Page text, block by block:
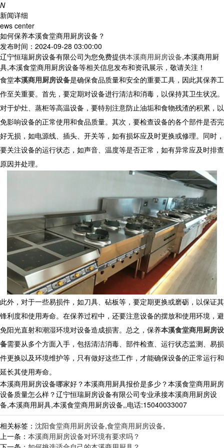
N
新闻详细
ews center
如何保养本溪食堂商用厨房设备？
发布时间：2024-09-28 03:00:00
辽宁恒瑞厨房设备有限公司为您免费提供本溪商用厨房设备,本溪商用厨
具,本溪食堂商用厨房设备等相关信息发布和资讯展示，敬请关注！
食堂本溪商用厨房设备是确保食品质量和安全的重要工具，因此其保养工
作至关重要。首先，要定期对设备进行清洁和消毒，以保持其卫生状况。
对于炉灶、蒸柜等高温设备，要特别注意防止油垢和食物残渣的积累，以
免影响设备的正常使用和食品质量。其次，要检查设备的各个部件是否完
好无损，如电源线、插头、开关等，如有损坏应及时更换或修理。同时，
要关注设备的运行状态，如声音、温度等是否正常，如有异常应及时排查
原因并处理。
此外，对于一些易损件，如刀具、砧板等，要定期更换或磨砺，以保证其
锋利度和使用寿命。在保养过程中，还要注意设备的摆放和使用环境，避
免阳光直射和潮湿环境对设备造成损害。总之，保养本溪食堂商用厨房设
备需要从多个方面入手，包括清洁消毒、部件检查、运行状态监测、易损
件更换以及环境维护等，只有做好这些工作，才能确保设备的正常运行和
延长其使用寿命。
本溪商用厨房设备哪家好？本溪商用厨具报价是多少？本溪食堂商用厨房
设备质量怎么样？辽宁恒瑞厨房设备有限公司专业承接本溪商用厨房设
备,本溪商用厨具,本溪食堂商用厨房设备,,电话:15040033007
相关标签： 沈阳食堂商用厨房设备,食堂商用厨房设备,
上一条： 本溪商用厨房设备对环境有要求吗？